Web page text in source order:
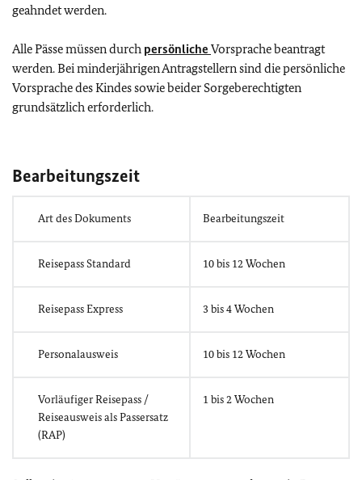
geahndet werden.
Alle Pässe müssen durch persönliche Vorsprache beantragt
werden. Bei minderjährigen Antragstellern sind die persönliche
Vorsprache des Kindes sowie beider Sorgeberechtigten
grundsätzlich erforderlich.
Bearbeitungszeit
Art des Dokuments Bearbeitungszeit
Reisepass Standard 10 bis 12 Wochen
Reisepass Express 3 bis 4 Wochen
Personalausweis 10 bis 12 Wochen
Vorläufiger Reisepass /
Reiseausweis als Passersatz
(RAP)
1 bis 2 Wochen